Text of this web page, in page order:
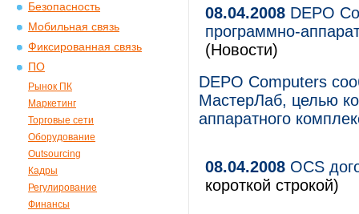
Безопасность
Мобильная связь
Фиксированная связь
ПО
Рынок ПК
Маркетинг
Торговые сети
Оборудование
Outsourcing
Кадры
Регулирование
Финансы
08.04.2008 DEPO
программно-
(Новости)
DEPO Computers
МастерЛаб, целью
аппаратного
08.04.2008 OCS
короткой строкой)